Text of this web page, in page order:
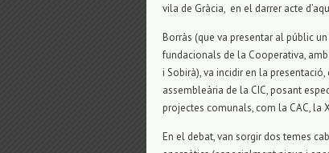
vila de Gràcia, en el darrer acte
Borràs (que va presentar al públic
fundacionals de la Cooperativa,
i Sobirà), va incidir en la
assembleària de la CIC, posant
projectes comunals, com la CAC, la
En el debat, van sorgir dos temes